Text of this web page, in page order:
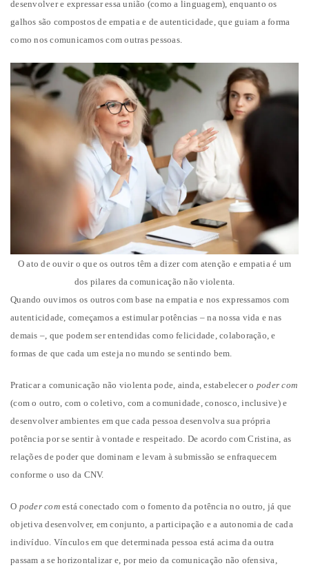
desenvolver e expressar essa união (como a linguagem), enquanto os
galhos são compostos de empatia e de autenticidade, que guiam a forma
como nos comunicamos com outras pessoas.
O ato de ouvir o que os outros têm a dizer com atenção e empatia é um
dos pilares da comunicação não violenta.
Quando ouvimos os outros com base na empatia e nos expressamos com
autenticidade, começamos a estimular potências – na nossa vida e nas
demais –, que podem ser entendidas como felicidade, colaboração, e
formas de que cada um esteja no mundo se sentindo bem.
Praticar a comunicação não violenta pode, ainda, estabelecer o poder com
(com o outro, com o coletivo, com a comunidade, conosco, inclusive) e
desenvolver ambientes em que cada pessoa desenvolva sua própria
potência por se sentir à vontade e respeitado. De acordo com Cristina, as
relações de poder que dominam e levam à submissão se enfraquecem
conforme o uso da CNV.
O poder com está conectado com o fomento da potência no outro, já que
objetiva desenvolver, em conjunto, a participação e a autonomia de cada
indivíduo. Vínculos em que determinada pessoa está acima da outra
passam a se horizontalizar e, por meio da comunicação não ofensiva,